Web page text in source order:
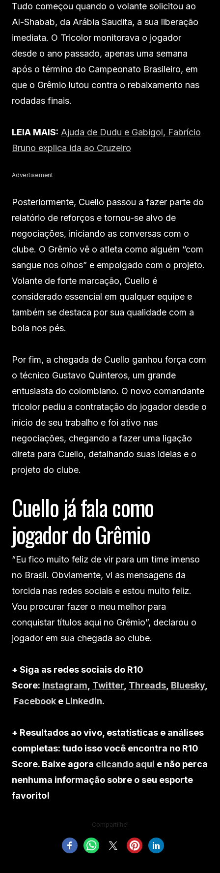
Tudo começou quando o volante solicitou ao
Al-Shabab, da Arábia Saudita, a sua liberação
imediata. O Tricolor monitorava o jogador
desde o ano passado, apenas uma semana
após o término do Campeonato Brasileiro, em
que o Grêmio lutou contra o rebaixamento nas
rodadas finais.
LEIA MAIS: Ajuda de Dudu e Gabigol, Fabrício
Bruno explica ida ao Cruzeiro
Advertisement
Posteriormente, Cuello passou a fazer parte do
relatório de reforços e tornou-se alvo de
negociações, iniciando as conversas com o
clube. O Grêmio vê o atleta como alguém “com
sangue nos olhos” e empolgado com o projeto.
Volante de forte marcação, Cuello é
considerado essencial em qualquer equipe e
também se destaca por sua qualidade com a
bola nos pés.
Por fim, a chegada de Cuello ganhou força com
o técnico Gustavo Quinteros, um grande
entusiasta do colombiano. O novo comandante
tricolor pediu a contratação do jogador desde o
início de seu trabalho e foi ativo nas
negociações, chegando a fazer uma ligação
direta para Cuello, detalhando suas ideias e o
projeto do clube.
Cuello já fala como
jogador do Grêmio
“Eu fico muito feliz de vir para um time imenso
no Brasil. Obviamente, vi as mensagens da
torcida nas redes sociais e estou muito feliz.
Vou procurar fazer o meu melhor para
conquistar títulos aqui no Grêmio”, declarou o
jogador em sua chegada ao clube.
+ Siga as redes sociais do R10
Score: Instagram Twitter Threads Bluesky,
Facebook e Linkedin.
+ Resultados ao vivo, estatísticas e análises
completas: tudo isso você encontra no R10
Score. Baixe agora clicando aqui e não perca
nenhuma informação sobre o seu esporte
favorito!
Compartilhe!